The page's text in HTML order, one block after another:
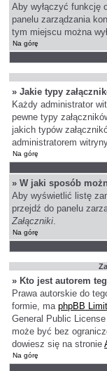
Aby wyłączyć funkcję
panelu zarządzania
tym miejscu można
Na górę
» Jakie typy
Każdy administrator
pewne typy
jakich typów
administratorem
Na górę
» W jaki sposób
Aby wyświetlić listę
przejdź do panelu
Załączniki.
Na górę
» Kto jest autorem
Prawa autorskie do
formie, maphpBB
General Public
może być bez
dowiesz się na stronie
Na górę